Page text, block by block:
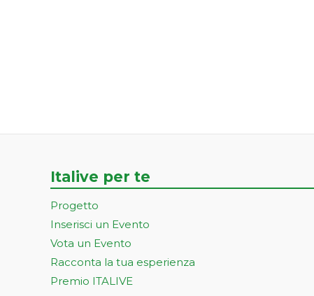
Italive per te
Progetto
Inserisci un Evento
Vota un Evento
Racconta la tua esperienza
Premio ITALIVE